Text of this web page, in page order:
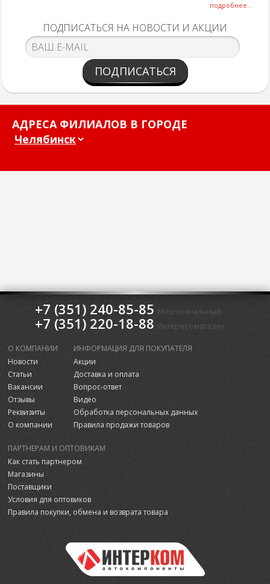
подробнее...
ПОДПИСАТЬСЯ НА НОВОСТИ И АКЦИИ
ПОДПИСАТЬСЯ
АДРЕСА ФИЛИАЛОВ В ГОРОДЕ
+7 (351) 240-85-85 Многоканальный
+7 (351) 220-18-88 Интернет-магазин
О КОМПАНИИ
Новости
Статьи
Вакансии
Отзывы
Реквизиты
О компании
ИНФОРМАЦИЯ ДЛЯ ПОКУПАТЕЛЯ
Акции
Доставка и оплата
Вопрос-ответ
Видео
Обработка персональных данных
Правила продажи товаров
ПАРТНЕРАМ И ОПТОВИКАМ
Как стать партнером
Магазины
Поставщики
Условия для оптовиков
Правила покупки, обмена и возврата товара